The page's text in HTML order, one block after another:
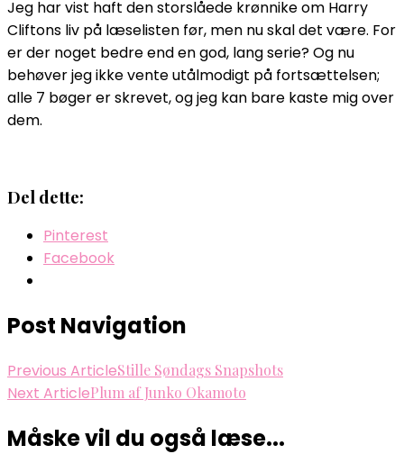
Jeg har vist haft den storslåede krønnike om Harry
Cliftons liv på læselisten før, men nu skal det være. For
er der noget bedre end en god, lang serie? Og nu
behøver jeg ikke vente utålmodigt på fortsættelsen;
alle 7 bøger er skrevet, og jeg kan bare kaste mig over
dem.
Del dette:
Pinterest
Facebook
Post Navigation
Previous ArticleStille Søndags Snapshots
Next ArticlePlum af Junko Okamoto
Måske vil du også læse...